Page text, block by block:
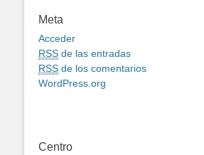
Meta
Acceder
RSS de las entradas
RSS de los comentarios
WordPress.org
Centro